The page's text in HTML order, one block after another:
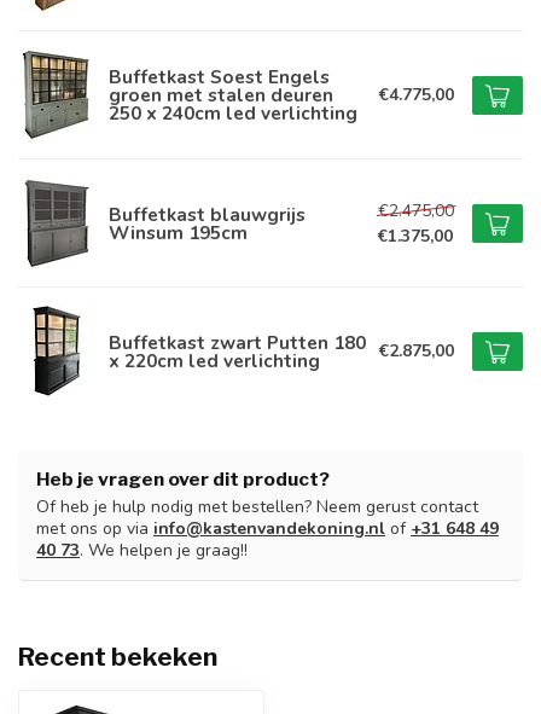
Buffetkast Soest Engels
groen met stalen deuren
250 x 240cm led verlichting
€4.775,00
Buffetkast blauwgrijs
Winsum 195cm
€2.475,00
€1.375,00
Buffetkast zwart Putten 180
x 220cm led verlichting €2.875,00
Heb je vragen over dit product?
Of heb je hulp nodig met bestellen? Neem gerust contact
met ons op via info@kastenvandekoning.nl of +31 648 49
40 73. We helpen je graag!!
Recent bekeken